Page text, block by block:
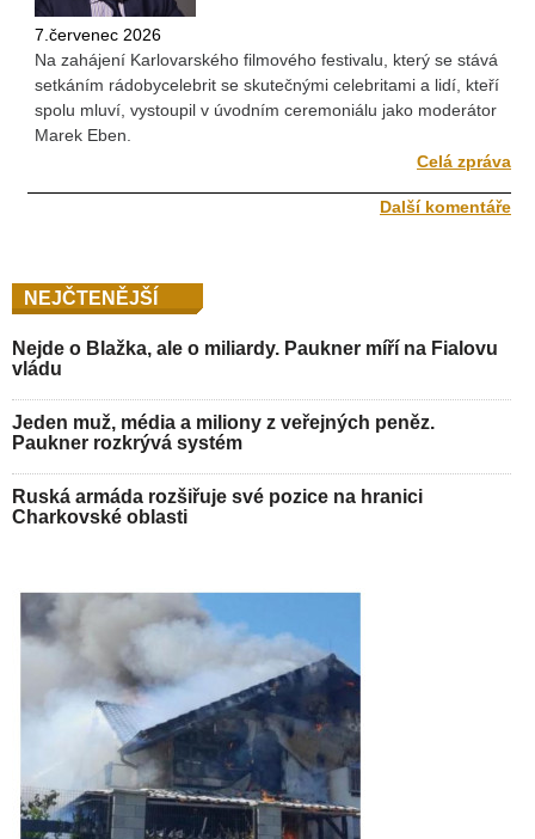
7.červenec 2026
Na zahájení Karlovarského filmového festivalu, který se stává
setkáním rádobycelebrit se skutečnými celebritami a lidí, kteří
spolu mluví, vystoupil v úvodním ceremoniálu jako moderátor
Marek Eben.
Celá zpráva
Další komentáře
NEJČTENĚJŠÍ
Nejde o Blažka, ale o miliardy. Paukner míří na Fialovu
vládu
Jeden muž, média a miliony z veřejných peněz.
Paukner rozkrývá systém
Ruská armáda rozšiřuje své pozice na hranici
Charkovské oblasti